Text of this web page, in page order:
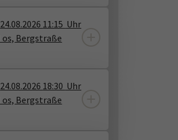
24.08.2026 11:15 Uhr
os, Bergstraße
24.08.2026 18:30 Uhr
os, Bergstraße